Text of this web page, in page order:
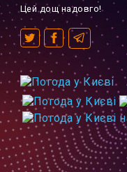
Цей дощ надовго!